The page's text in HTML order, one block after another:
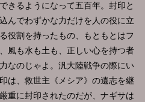
きるようになって五百年。封印と
んでわずかな力だけを人の役に立
役割を持ったもの、もともとはフ
風も水も土も、正しい心を持つ者
なのじゃよ。汎大陸戦争の際にい
は、救世主《メシア》の遺志を継
重に封印されたのだが、ナギサは